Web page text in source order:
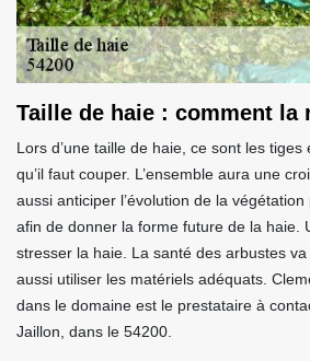
Taille de haie : comment la
Lors d’une taille de haie, ce sont les
qu’il faut couper. L’ensemble aura une
aussi anticiper l’évolution de la végétation
afin de donner la forme future de la haie.
stresser la haie. La santé des arbustes
aussi utiliser les matériels adéquats.
dans le domaine est le prestataire à
Jaillon, dans le 54200.